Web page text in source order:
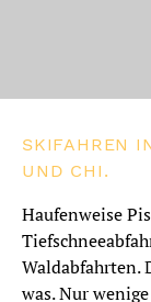
SKIFAHREN
UND CHI.
Haufenweise
Waldabfahrten.
was. Nur